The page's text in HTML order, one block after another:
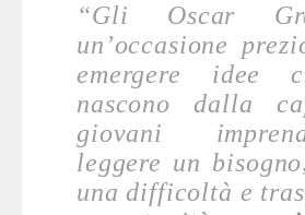
“Gli Oscar
un’occasione
emergere idee
nascono dalla
giovani
leggere un
una difficoltà e